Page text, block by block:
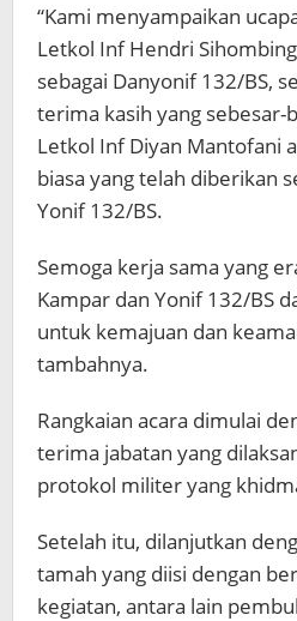
“Kami menyampaikan
Letkol Inf Hendri
sebagai Danyonif 132/BS,
terima kasih yang sebesar-
Letkol Inf Diyan Mantofani
biasa yang telah diberikan
Yonif 132/BS.
Semoga kerja sama yang
Kampar dan Yonif 132/BS
untuk kemajuan dan
tambahnya.
Rangkaian acara dimulai
terima jabatan yang
protokol militer yang
Setelah itu, dilanjutkan
tamah yang diisi dengan
kegiatan, antara lain